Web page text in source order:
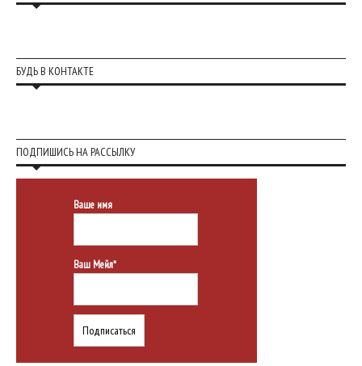
БУДЬ В КОНТАКТЕ
ПОДПИШИСЬ НА РАССЫЛКУ
Ваше имя
Ваш Мейл*